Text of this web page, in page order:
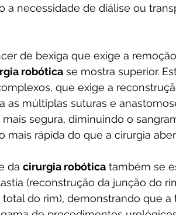
a necessidade de diálise ou
de bexiga que exige a
robótica se mostra superior.
que exige a
as múltiplas suturas e
segura, diminuindo o
mais rápida do que a cirurgia
da cirurgia robótica também se
(reconstrução da junção do
do rim), demonstrando que a